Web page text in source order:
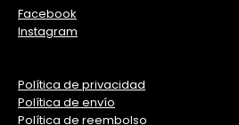
Facebook
Instagram
Política de privacidad
Política de envío
Política de reembolso